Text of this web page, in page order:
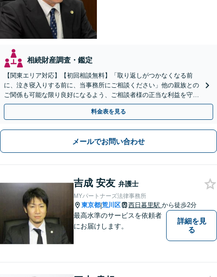
相続財産調査・鑑定
【関東エリア対応】【初回相談無料】「取り返しがつかなくなる前
に、泣き寝入りする前に、当事務所にご相談ください」他の親族との
ご関係も可能な限り良好になるよう、ご相談者様の正当な利益を守り
つつ、双方が納得できる着地点を探ります。
料金表を見る
メールでお問い合わせ
吉成 安友 弁護士
MYパートナーズ法律事務所
東京都|荒川区 西日暮里駅 から徒歩2分
最高水準のサービスを依頼者
にお届けします。
詳細を見
る